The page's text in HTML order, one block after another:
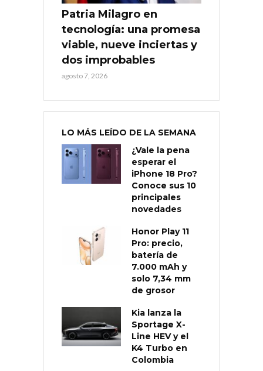
Patria Milagro en
tecnología: una promesa
viable, nueve inciertas y
dos improbables
agosto 7, 2026
LO MÁS LEÍDO DE LA SEMANA
¿Vale la pena
esperar el
iPhone 18 Pro?
Conoce sus 10
principales
novedades
Honor Play 11
Pro: precio,
batería de
7.000 mAh y
solo 7,34 mm
de grosor
Kia lanza la
Sportage X-
Line HEV y el
K4 Turbo en
Colombia